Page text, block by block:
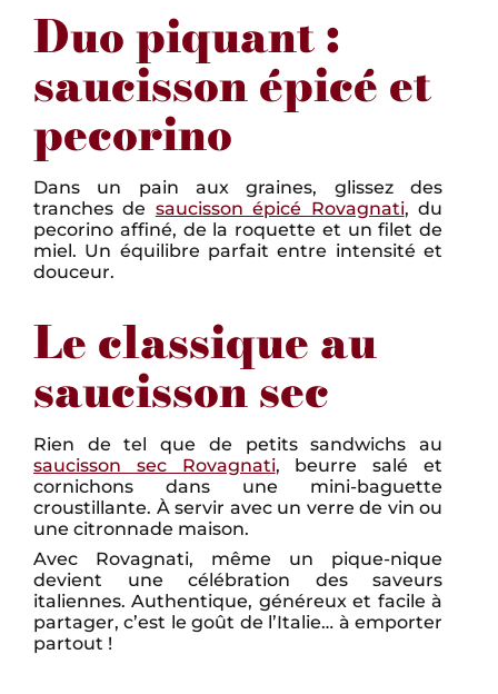
Duo piquant :
saucisson épicé et
pecorino
Dans un pain aux graines, glissez des
tranches de saucisson épicé Rovagnati, du
pecorino affiné, de la roquette et un filet de
miel. Un équilibre parfait entre intensité et
douceur.
Le classique au
saucisson sec
Rien de tel que de petits sandwichs au
saucisson sec Rovagnati, beurre salé et
cornichons dans une mini-baguette
croustillante. À servir avec un verre de vin ou
une citronnade maison.
Avec Rovagnati, même un pique-nique
devient une célébration des saveurs
italiennes. Authentique, généreux et facile à
partager, c’est le goût de l’Italie… à emporter
partout !